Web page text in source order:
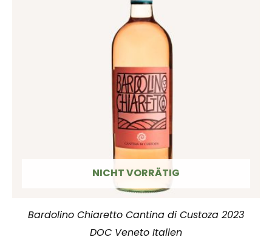
NICHT VORRÄTIG
Bardolino Chiaretto Cantina di Custoza 2023
DOC Veneto Italien